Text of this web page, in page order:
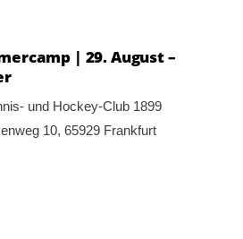
| 29. August –
und Hockey-Club 1899
10, 65929 Frankfurt